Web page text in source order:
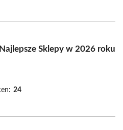
Sklepy w 2026 roku
24